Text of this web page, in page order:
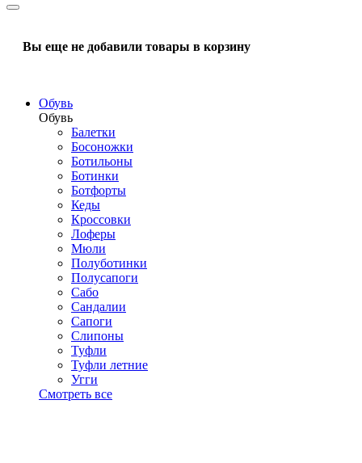
Вы еще не добавили товары в корзину
Обувь
Обувь
Балетки
Босоножки
Ботильоны
Ботинки
Ботфорты
Кеды
Кроссовки
Лоферы
Мюли
Полуботинки
Полусапоги
Сабо
Сандалии
Сапоги
Слипоны
Туфли
Туфли летние
Угги
Смотреть все